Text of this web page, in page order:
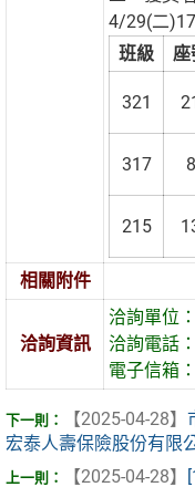
4/29(二
班級
座
321 21
317 8
215
相關附件
洽詢資訊
洽詢單位：
洽詢電話
電子信箱
【2025-04-28】
宏泰人壽保險股份有限
【2025-04-28】